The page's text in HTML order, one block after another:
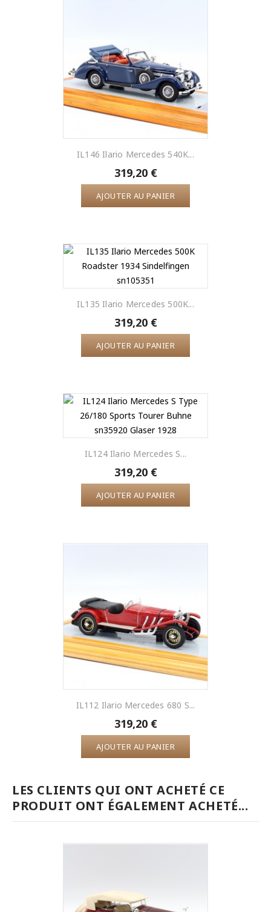
IL146 Ilario Mercedes 540K...
319,20 €
AJOUTER AU PANIER
IL135 Ilario Mercedes 500K...
319,20 €
AJOUTER AU PANIER
IL124 Ilario Mercedes S...
319,20 €
AJOUTER AU PANIER
IL112 Ilario Mercedes 680 S...
319,20 €
AJOUTER AU PANIER
LES CLIENTS QUI ONT ACHETÉ CE
PRODUIT ONT ÉGALEMENT ACHETÉ...